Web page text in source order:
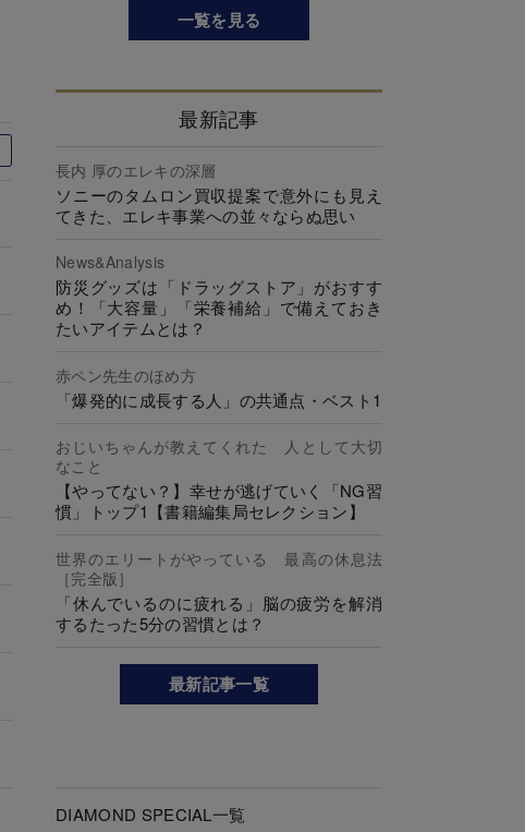
一覧を見る
最新記事
長内 厚のエレキの深層
ソニーのタムロン買収提案で意外にも見え
てきた、エレキ事業への並々ならぬ思い
News&Analysis
防災グッズは「ドラッグストア」がおすす
め！「大容量」「栄養補給」で備えておき
たいアイテムとは？
赤ペン先生のほめ方
「爆発的に成長する人」の共通点・ベスト1
おじいちゃんが教えてくれた 人として大切
なこと
【やってない？】幸せが逃げていく「NG習
慣」トップ1【書籍編集局セレクション】
世界のエリートがやっている 最高の休息法
［完全版］
「休んでいるのに疲れる」脳の疲労を解消
するたった5分の習慣とは？
最新記事一覧
DIAMOND SPECIAL一覧